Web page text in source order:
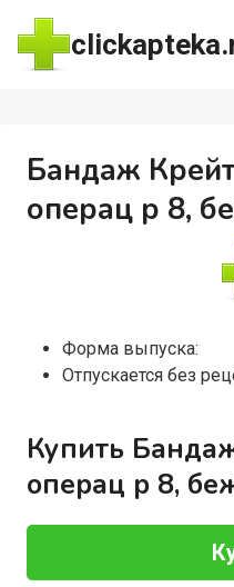
Перейти
содержимому
Бандаж
операц р 8,
Форма выпуска:
Отпускается без
Купить
операц р 8,